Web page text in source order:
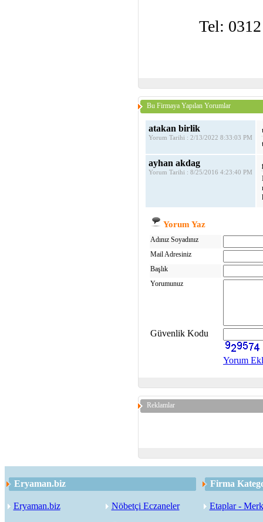
Tel:
Bu Firmaya Yapılan Yorumlar
atakan birlik
Yorum Tarihi : 2/13/2022 8:33:03 PM
ayhan akdag
Yorum Tarihi : 8/25/2016 4:23:40 PM
Yorum Yaz
Adınız Soyadınız
Mail Adresiniz
Başlık
Yorumunuz
Güvenlik Kodu
Yorum
Reklamlar
Eryaman.biz Firma
Eryaman.biz Nöbetçi Eczaneler Etaplar -